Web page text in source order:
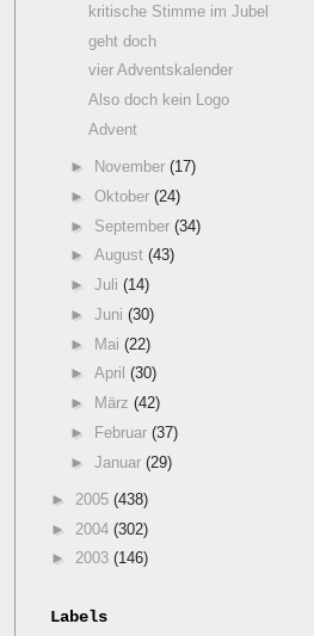
kritische Stimme im Jubel
geht doch
vier Adventskalender
Also doch kein Logo
Advent
► November (17)
► Oktober (24)
► September (34)
► August (43)
► Juli (14)
► Juni (30)
► Mai (22)
► April (30)
►
März (42)
►
Februar (37)
► Januar (29)
► 2005 (438)
► 2004 (302)
► 2003 (146)
Labels